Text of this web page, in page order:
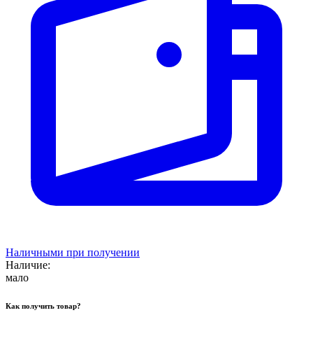
Наличными при получении
Наличие:
мало
Как получить товар?